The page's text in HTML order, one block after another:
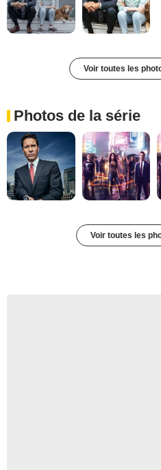
Voir toutes les
Photos de la série
Voir toutes les